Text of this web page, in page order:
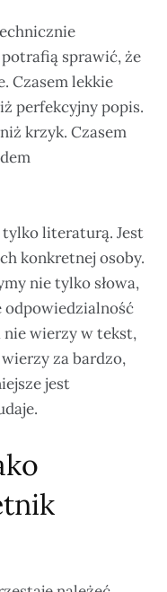
potrafią sprawić, że
Czasem lekkie
perfekcyjny popis.
krzyk. Czasem
literaturą. Jest
konkretnej osoby.
nie tylko słowa,
odpowiedzialność
nie wierzy w tekst,
za bardzo,
jest